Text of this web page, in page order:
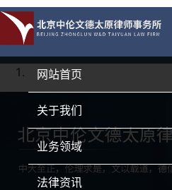
网站首页
关于我们
业务领域
法律资讯